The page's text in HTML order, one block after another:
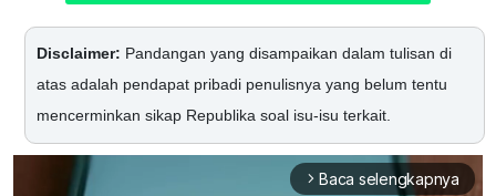
Disclaimer: Pandangan yang disampaikan dalam tulisan di
atas adalah pendapat pribadi penulisnya yang belum tentu
mencerminkan sikap Republika soal isu-isu terkait.
arrow_forward_ios Baca selengkapnya